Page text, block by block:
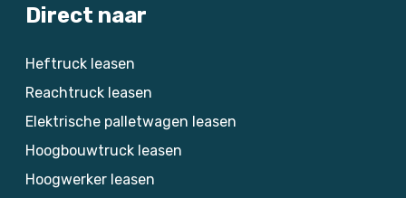
Direct naar
Heftruck leasen
Reachtruck leasen
Elektrische palletwagen leasen
Hoogbouwtruck leasen
Hoogwerker leasen